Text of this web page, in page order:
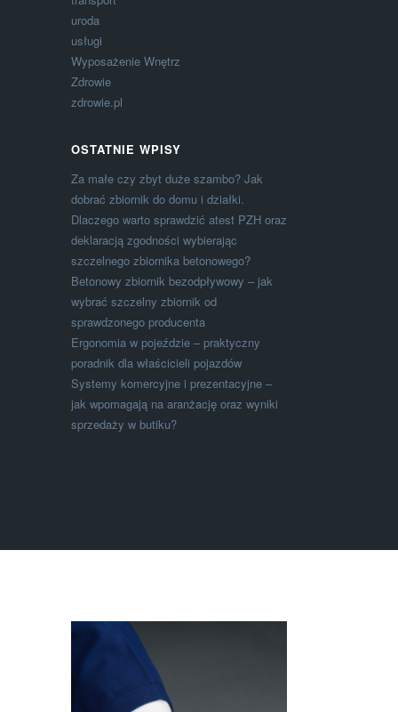
uroda
usługi
Wyposażenie Wnętrz
Zdrowie
zdrowie.pl
OSTATNIE WPISY
Za małe czy zbyt duże szambo? Jak
dobrać zbiornik do domu i działki.
Dlaczego warto sprawdzić atest PZH oraz
deklaracją zgodności wybierając
szczelnego zbiornika betonowego?
Betonowy zbiornik bezodpływowy – jak
wybrać szczelny zbiornik od
sprawdzonego producenta
Ergonomia w pojeździe – praktyczny
poradnik dla właścicieli pojazdów
Systemy komercyjne i prezentacyjne –
jak wpomagają na aranżację oraz wyniki
sprzedaży w butiku?